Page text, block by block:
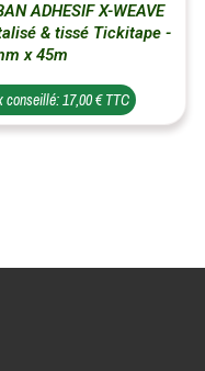
ADHESIF X-WEAVE
& tissé Tickitape -
x 45m
conseillé: 17,00 € TTC